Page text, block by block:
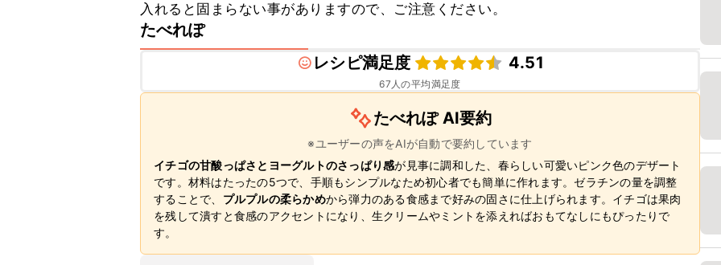
入れると固まらない事がありますので、ご注意ください。
たべれぽ
レシピ満足度
4.51
67 人の平均満足度
たべれぽ AI要約
※ユーザーの声をAIが自動で要約しています
イチゴの甘酸っぱさとヨーグルトのさっぱり感が見事に調和した、春らしい可愛いピンク色のデザート
です。材料はたったの5つで、手順もシンプルなため初心者でも簡単に作れます。ゼラチンの量を調整
することで、 プルプルの柔らかめから弾力のある食感まで好みの固さに仕上げられます。イチゴは果肉
を残して潰すと食感のアクセントになり、生クリームやミントを添えればおもてなしにもぴったりで
す。